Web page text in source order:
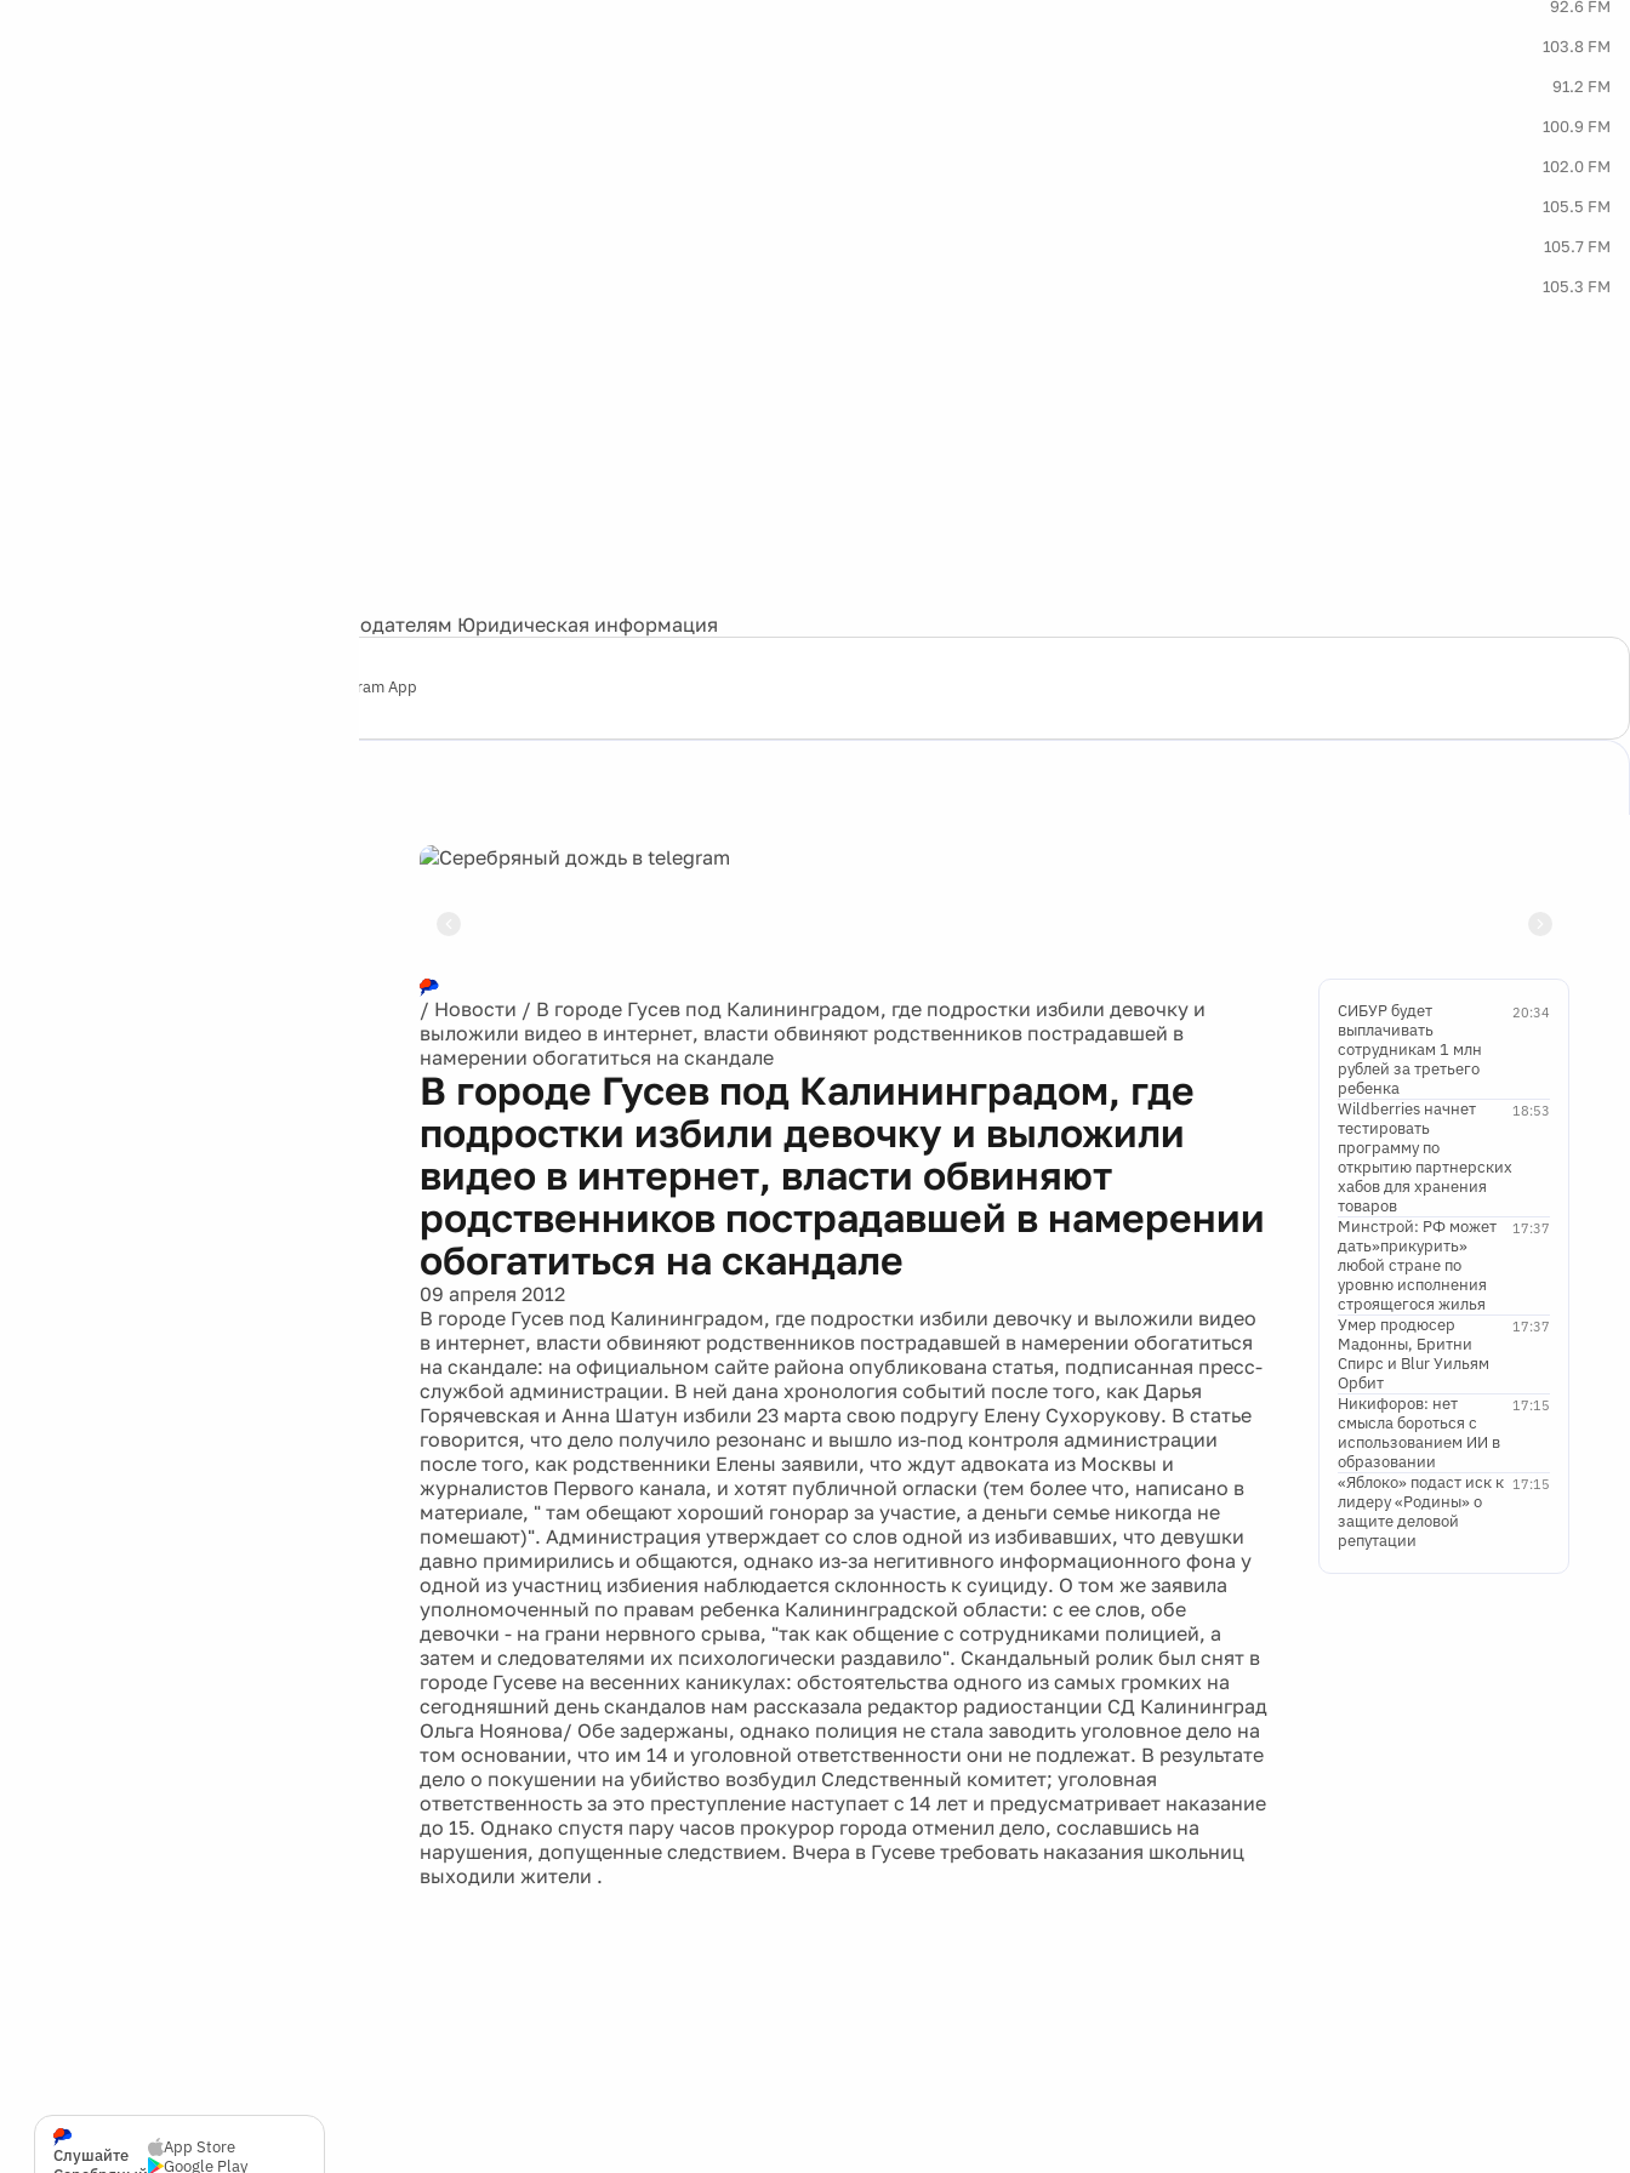
92.6 FM
103.8 FM
91.2 FM
100.9 FM
102.0 FM
105.5 FM
105.7 FM
105.3 FM
Рекламодателям Юридическая информация
Telegram App
Слушайте
App Store
Google Play
/ Новости / В городе Гусев под Калининградом, где подростки избили девочку и
выложили видео в интернет, власти обвиняют родственников пострадавшей в
намерении обогатиться на скандале
В городе Гусев под Калининградом, где
подростки избили девочку и выложили
видео в интернет, власти обвиняют
родственников пострадавшей в намерении
обогатиться на скандале
09 апреля 2012
В городе Гусев под Калининградом, где подростки избили девочку и выложили видео
в интернет, власти обвиняют родственников пострадавшей в намерении обогатиться
на скандале: на официальном сайте района опубликована статья, подписанная пресс-
службой администрации. В ней дана хронология событий после того, как Дарья
Горячевская и Анна Шатун избили 23 марта свою подругу Елену Сухорукову. В статье
говорится, что дело получило резонанс и вышло из-под контроля администрации
после того, как родственники Елены заявили, что ждут адвоката из Москвы и
журналистов Первого канала, и хотят публичной огласки (тем более что, написано в
материале, " там обещают хороший гонорар за участие, а деньги семье никогда не
помешают)". Администрация утверждает со слов одной из избивавших, что девушки
давно примирились и общаются, однако из-за негитивного информационного фона у
одной из участниц избиения наблюдается склонность к суициду. О том же заявила
уполномоченный по правам ребенка Калининградской области: с ее слов, обе
девочки - на грани нервного срыва, "так как общение с сотрудниками полицией, а
затем и следователями их психологически раздавило". Скандальный ролик был снят в
городе Гусеве на весенних каникулах: обстоятельства одного из самых громких на
сегодняшний день скандалов нам рассказала редактор радиостанции СД Калининград
Ольга Ноянова/ Обе задержаны, однако полиция не стала заводить уголовное дело на
том основании, что им 14 и уголовной ответственности они не подлежат. В результате
дело о покушении на убийство возбудил Следственный комитет; уголовная
ответственность за это преступление наступает с 14 лет и предусматривает наказание
до 15. Однако спустя пару часов прокурор города отменил дело, сославшись на
нарушения, допущенные следствием. Вчера в Гусеве требовать наказания школьниц
выходили жители .
20:34
СИБУР будет
выплачивать
сотрудникам 1 млн
рублей за третьего
ребенка
18:53
Wildberries начнет
тестировать
программу по
открытию партнерских
хабов для хранения
товаров
17:37
Минстрой: РФ может
дать»прикурить»
любой стране по
уровню исполнения
строящегося жилья
17:37
Умер продюсер
Мадонны, Бритни
Спирс и Blur Уильям
Орбит
17:15
Никифоров: нет
смысла бороться с
использованием ИИ в
образовании
17:15
«Яблоко» подаст иск к
лидеру «Родины» о
защите деловой
репутации